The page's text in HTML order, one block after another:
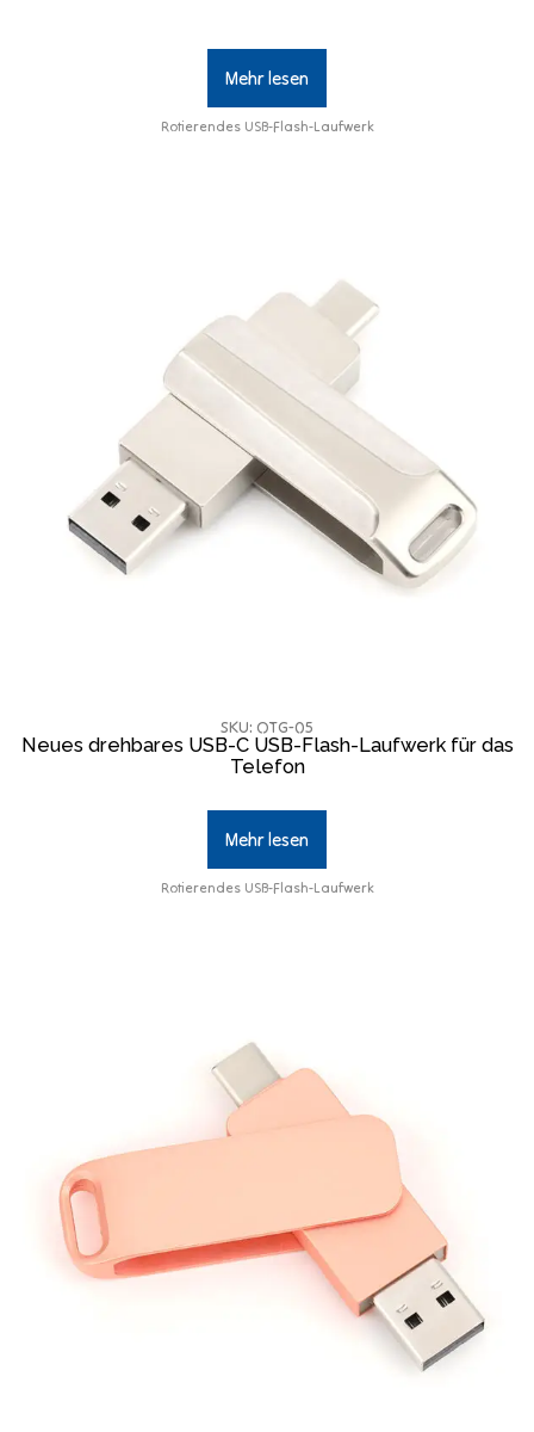
Mehr lesen
Rotierendes USB-Flash-Laufwerk
SKU: OTG-05
Neues drehbares USB-C USB-Flash-Laufwerk für das
Telefon
Mehr lesen
Rotierendes USB-Flash-Laufwerk